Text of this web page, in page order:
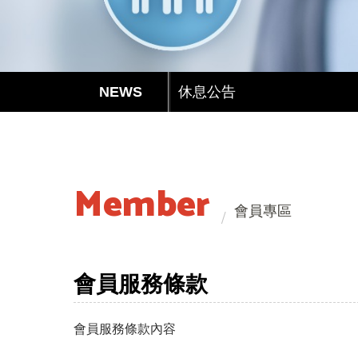
防疫政策
休息公告
Member 會員專區
會員服務條款
會員服務條款內容